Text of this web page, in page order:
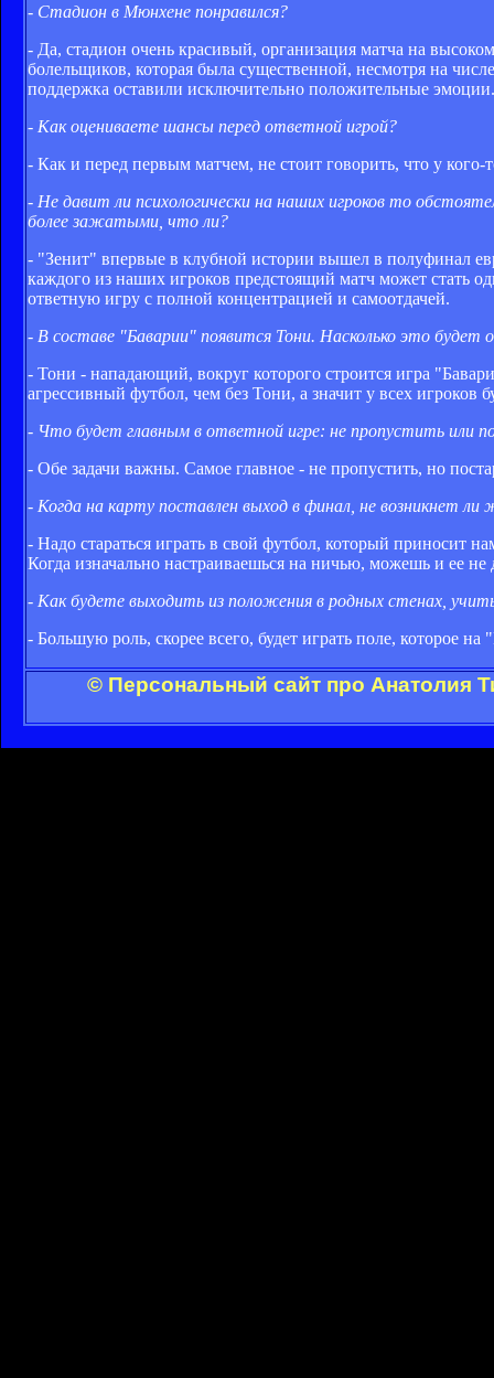
- Стадион в Мюнхене понравился?
- Да, стадион очень красивый, организация матча на
болельщиков, которая была существенной, несмотря на
поддержка оставили исключительно положительные эмоции.
- Как оцениваете шансы перед ответной игрой?
- Как и перед первым матчем, не стоит говорить, что у
- Не давит ли психологически на наших игроков то
более зажатыми, что ли?
- "Зенит" впервые в клубной истории вышел в полуфинал
каждого из наших игроков предстоящий матч может стать
ответную игру с полной концентрацией и самоотдачей.
- В составе "Баварии" появится Тони. Насколько это будет
- Тони - нападающий, вокруг которого строится игра
агрессивный футбол, чем без Тони, а значит у всех игроков
- Что будет главным в ответной игре: не пропустить или
- Обе задачи важны. Самое главное - не пропустить, но
- Когда на карту поставлен выход в финал, не возникнет
- Надо стараться играть в свой футбол, который приносит
Когда изначально настраиваешься на ничью, можешь и ее не
- Как будете выходить из положения в родных стенах,
- Большую роль, скорее всего, будет играть поле, которое
© Персональный сайт про Анатолия